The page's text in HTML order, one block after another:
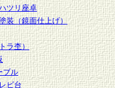
ツリ座卓
装（鏡面仕上げ）
ラ杢）
ブル
ビ台